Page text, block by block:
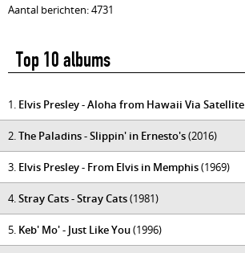
Aantal berichten: 4731
Top 10 albums
1. Elvis Presley - Aloha from Hawaii Via Satellite
2.The Paladins - Slippin' in Ernesto's(2016)
3. Elvis Presley - From Elvis in Memphis(1969)
4.Stray Cats - Stray Cats(1981)
5. Keb' Mo' - Just Like You(1996)